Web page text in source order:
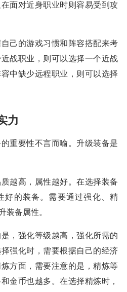
面对近身职业时则容易受到攻
己的游戏习惯和阵容搭配来考
战职业，则可以选择一个近战
中缺少远程职业，则可以选择
力
重要性不言而喻。升级装备是
越高，属性越好。在选择装备
好的装备。需要通过强化、精
装备属性。
，强化等级越高，强化所需的
强化时，需要根据自己的经济
方面，需要注意的是，精炼等
金币也越多。在选择精炼时，